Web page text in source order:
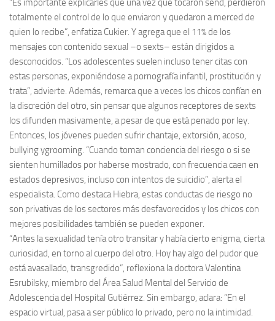
“Es importante explicarles que una vez que tocaron send, perdieron
totalmente el control de lo que enviaron y quedaron a merced de
quien lo recibe”, enfatiza Cukier. Y agrega que el 11% de los
mensajes con contenido sexual –o sexts– están dirigidos a
desconocidos. “Los adolescentes suelen incluso tener citas con
estas personas, exponiéndose a pornografía infantil, prostitución y
trata”, advierte. Además, remarca que a veces los chicos confían en
la discreción del otro, sin pensar que algunos receptores de sexts
los difunden masivamente, a pesar de que está penado por ley.
Entonces, los jóvenes pueden sufrir chantaje, extorsión, acoso,
bullying ygrooming. “Cuando toman conciencia del riesgo o si se
sienten humillados por haberse mostrado, con frecuencia caen en
estados depresivos, incluso con intentos de suicidio”, alerta el
especialista. Como destaca Hiebra, estas conductas de riesgo no
son privativas de los sectores más desfavorecidos y los chicos con
mejores posibilidades también se pueden exponer.
“Antes la sexualidad tenía otro transitar y había cierto enigma, cierta
curiosidad, en torno al cuerpo del otro. Hoy hay algo del pudor que
está avasallado, transgredido”, reflexiona la doctora Valentina
Esrubilsky, miembro del Área Salud Mental del Servicio de
Adolescencia del Hospital Gutiérrez. Sin embargo, aclara: “En el
espacio virtual, pasa a ser público lo privado, pero no la intimidad.